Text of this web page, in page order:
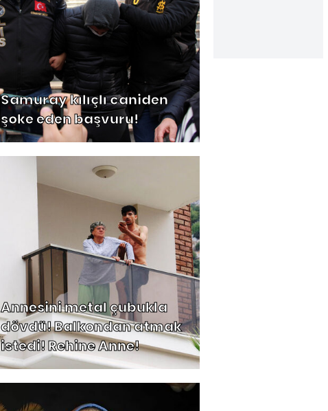
Samuray kılıçlı caniden
şoke eden başvuru!
Annesini metal çubukla
dövdü! Balkondan atmak
istedi! Rehine Anne!